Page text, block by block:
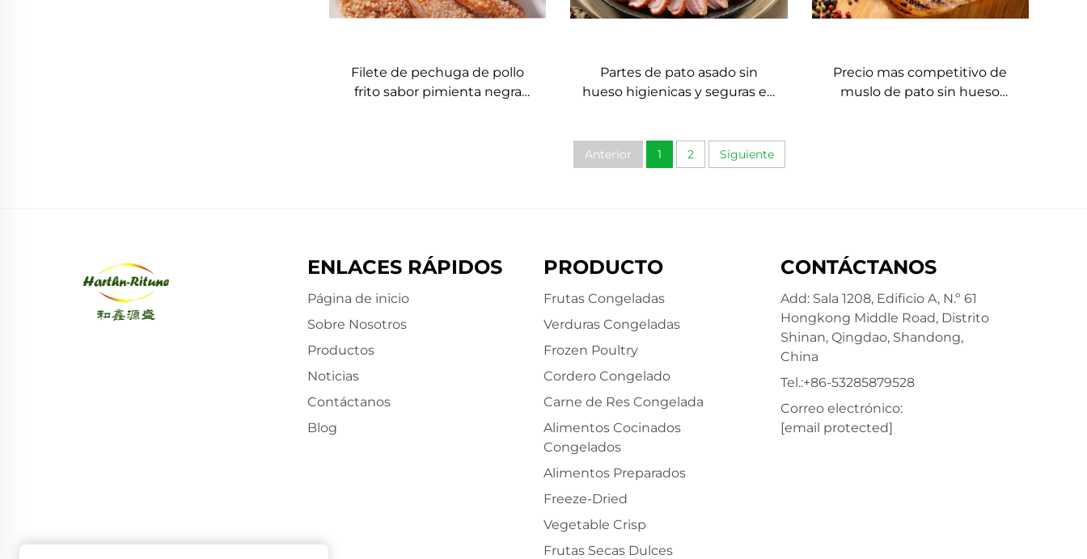
Filete de pechuga de pollo
frito sabor pimienta negra
Partes de pato asado sin
hueso higienicas y seguras en
Precio mas competitivo de
muslo de pato sin hueso
Anterior 1 2 Siguiente
ENLACES RÁPIDOS
Página de inicio
Sobre Nosotros
Productos
Noticias
Contáctanos
Blog
PRODUCTO
Frutas Congeladas
Verduras Congeladas
Frozen Poultry
Cordero Congelado
Carne de Res Congelada
Alimentos Cocinados
Congelados
Alimentos Preparados
Freeze-Dried
Vegetable Crisp
Frutas Secas Dulces
CONTÁCTANOS
Add: Sala 1208, Edificio A, N.º 61
Hongkong Middle Road, Distrito
Shinan, Qingdao, Shandong,
China
Tel.:+86-53285879528
Correo electrónico:
[email protected]